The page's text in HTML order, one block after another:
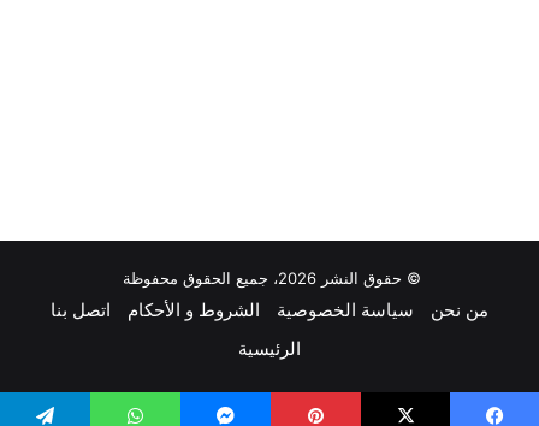
© حقوق النشر 2026، جميع الحقوق محفوظة
من نحن سياسة الخصوصية الشروط و الأحكام
اتصل بنا
الرئيسية